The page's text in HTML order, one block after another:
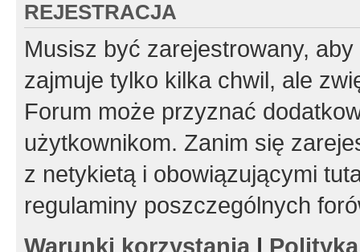
REJESTRACJA
Musisz być zarejestrowany,
zajmuje tylko kilka chwil, ale
Forum może przyznać
użytkownikom. Zanim się
z netykietą i obowiązującymi
regulaminy poszczególnych
Warunki korzystania|